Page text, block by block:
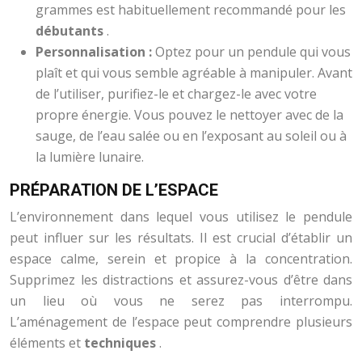
grammes est habituellement recommandé pour les
débutants.
Personnalisation :Optez pour un pendule qui vous
plaît et qui vous semble agréable à manipuler. Avant
de l’utiliser, purifiez-le et chargez-le avec votre
propre énergie. Vous pouvez le nettoyer avec de la
sauge, de l’eau salée ou en l’exposant au soleil ou à
la lumière lunaire.
PRÉPARATION DE L’ESPACE
L’environnement dans lequel vous utilisez le pendule
peut influer sur les résultats. Il est crucial d’établir un
espace calme, serein et propice à la concentration.
Supprimez les distractions et assurez-vous d’être dans
un lieu où vous ne serez pas interrompu.
L’aménagement de l’espace peut comprendre plusieurs
éléments et techniques.